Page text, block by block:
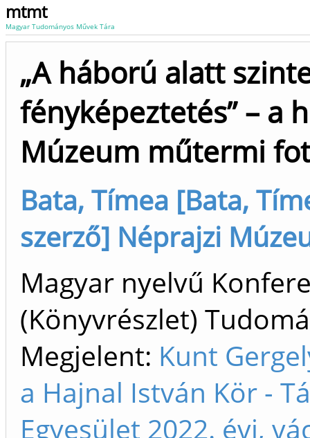
mtmt
Magyar Tudományos Művek Tára
„A háború alatt
fényképeztetés” – a
Múzeum műtermi
Bata, Tímea [Bata,
szerző] Néprajzi
Magyar nyelvű
(Könyvrészlet)
Megjelent: Kunt
a Hajnal István Kör -
Egyesület 2022. évi,